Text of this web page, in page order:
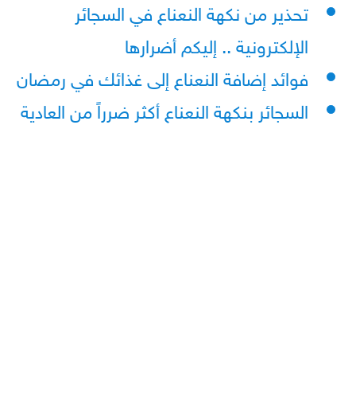
تحذير من نكهة النعناع في السجائر
الإلكترونية .. إليكم أضرارها
فوائد إضافة النعناع إلى غذائك في رمضان
السجائر بنكهة النعناع أكثر ضرراً من العادية